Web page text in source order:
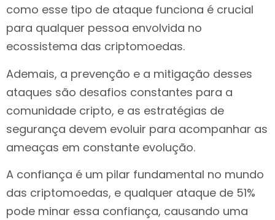
como esse tipo de ataque funciona é crucial
para qualquer pessoa envolvida no
ecossistema das criptomoedas.
Ademais, a prevenção e a mitigação desses
ataques são desafios constantes para a
comunidade cripto, e as estratégias de
segurança devem evoluir para acompanhar as
ameaças em constante evolução.
A confiança é um pilar fundamental no mundo
das criptomoedas, e qualquer ataque de 51%
pode minar essa confiança, causando uma